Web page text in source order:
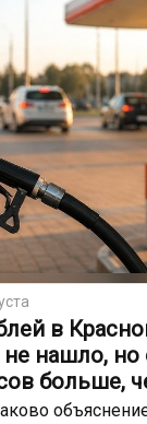
в
нашло, но
больше,